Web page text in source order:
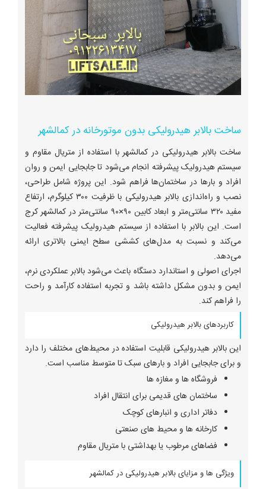
ساخت بالابر هیدرولیکی بدون موتورخانه در کمالشهر
ساخت بالابر هیدرولیکی در کمالشهر با استفاده از متریال مقاوم و
سیستم هیدرولیک پیشرفته انجام می‌شود تا جابجایی ایمن و روان
افراد و بارها در ساختمان‌ها فراهم شود. این پروژه شامل طراحی،
نصب و راه‌اندازی بالابر هیدرولیکی با ظرفیت ۳۰۰ کیلوگرم، ارتفاع
مفید ۳۲۰ سانتی‌متر و ابعاد کابین ۹۰×۹۰ سانتی‌متر در کمالشهر کرج
است. این بالابر با استفاده از سیستم هیدرولیک پیشرفته فعالیت
می‌کند و نسبت به مدل‌های کششی سطح ایمنی بالاتری ارائه
می‌دهد.
اجرای اصولی و استاندارد دستگاه باعث می‌شود بالابر عملکردی نرم،
ایمن و بدون مشکل داشته باشد و تجربه استفاده کارآمد و راحت
را فراهم کند.
کاربردهای بالابر هیدرولیکی
این بالابر هیدرولیکی قابلیت استفاده در محیط‌های مختلف را دارد
و برای جابجایی افراد و بارهای سبک تا متوسط مناسب است.
فروشگاه ها و مغازه ها
ساختمان های قدیمی برای انتقال افراد
دفاتر اداری و انبارهای کوچک
کارخانه ها و محیط های صنعتی
فضاهای مرطوب یا بهداشتی با متریال مقاوم
ویژگی ها و مزایای بالابر هیدرولیکی در کمالشهر